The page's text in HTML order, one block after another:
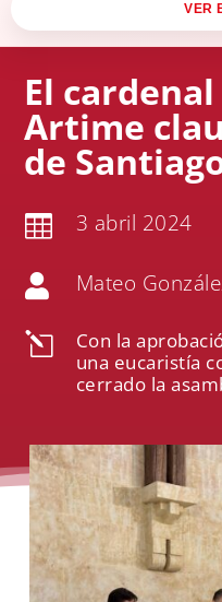
VER
El
Artime
de
 3 abril 2024
 Mateo
l
Con la
una eucaristía
cerrado la